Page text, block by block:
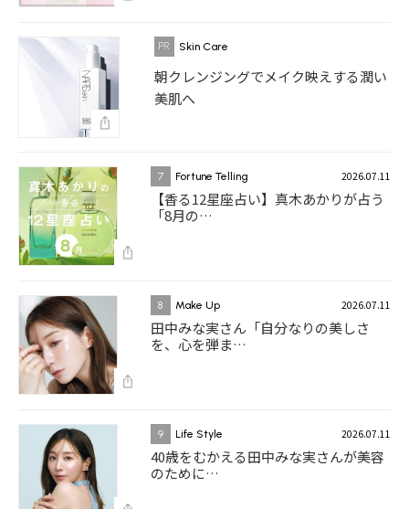
Skin Care
朝クレンジングでメイク映えする潤い
美肌へ
7 Fortune Telling 2026.07.11
【香る12星座占い】真木あかりが占う
「8月の…
8 Make Up 2026.07.11
田中みな実さん「自分なりの美しさ
を、心を弾ま…
9 Life Style 2026.07.11
40歳をむかえる田中みな実さんが美容
のために…